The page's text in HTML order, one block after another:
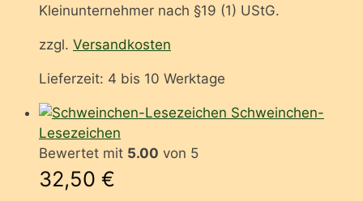
Kleinunternehmer nach §19 (1) UStG.
zzgl. Versandkosten
Lieferzeit: 4 bis 10 Werktage
Schweinchen-
Lesezeichen
Bewertet mit 5.00 von 5
32,50 €